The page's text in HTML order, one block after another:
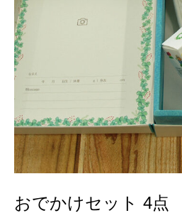
おでかけセット 4点